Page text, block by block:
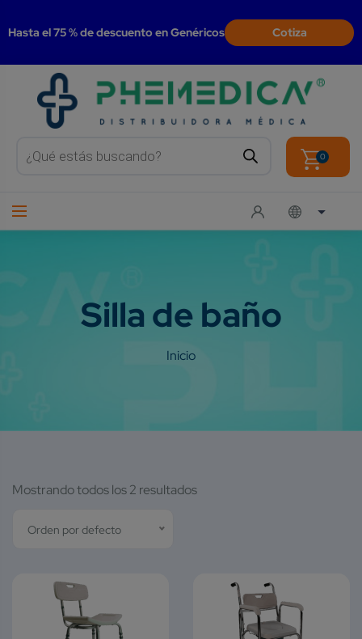
Hasta el 75 % de descuento en Genéricos Cotiza
search 0
Silla de baño
Mostrando todos los 2 resultados
Orden por defecto